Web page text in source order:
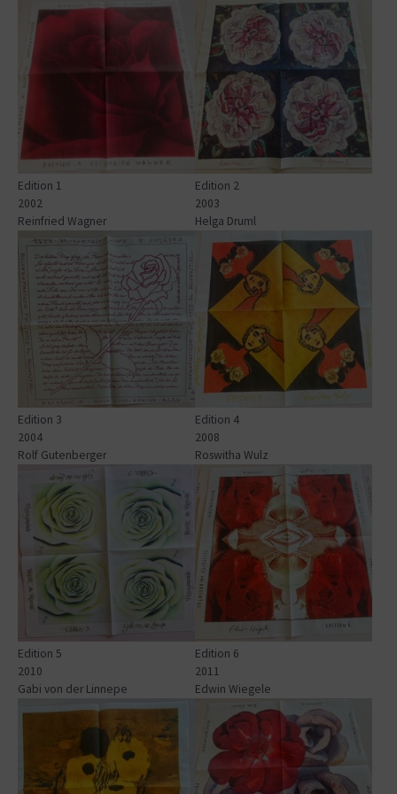
Show larger version for:
Edition 1
2002
Reinfried Wagner
Show larger version for:
Edition 2
2003
Helga Druml
Show larger version for:
Edition 3
2004
Rolf Gutenberger
Show larger version for:
Edition 4
2008
Roswitha Wulz
Show larger version for:
Edition 5
2010
Gabi von der Linnepe
Show larger version for:
Edition 6
2011
Edwin Wiegele
Show larger version for: Show larger version for: